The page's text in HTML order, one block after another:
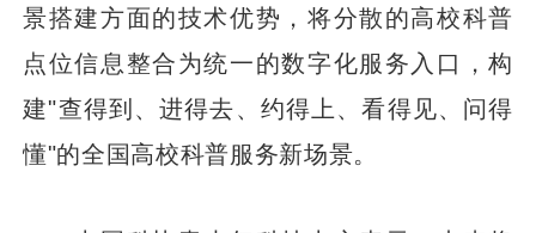
景搭建方面的技术优势，将分散的高校科普
点位信息整合为统一的数字化服务入口，构
建"查得到、进得去、约得上、看得见、问得
懂"的全国高校科普服务新场景。